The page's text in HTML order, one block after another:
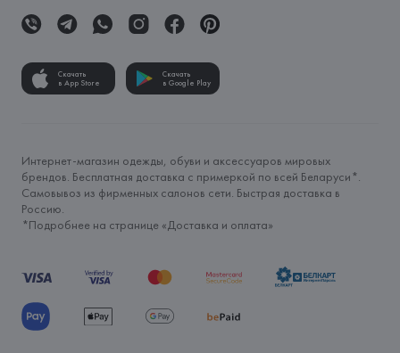
Скачать
в App Store
Скачать
в Google Play
Интернет-магазин одежды, обуви и аксессуаров мировых
брендов. Бесплатная доставка с примеркой по всей Беларуси*.
Самовывоз из фирменных салонов сети. Быстрая доставка в
Россию.
*Подробнее на странице «Доставка и оплата»